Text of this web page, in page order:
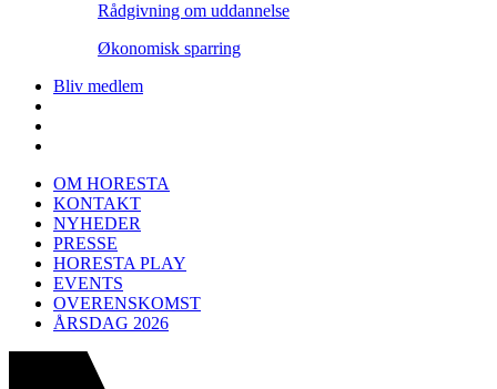
Rådgivning om uddannelse
Økonomisk sparring
Bliv medlem
OM HORESTA
KONTAKT
NYHEDER
PRESSE
HORESTA PLAY
EVENTS
OVERENSKOMST
ÅRSDAG 2026